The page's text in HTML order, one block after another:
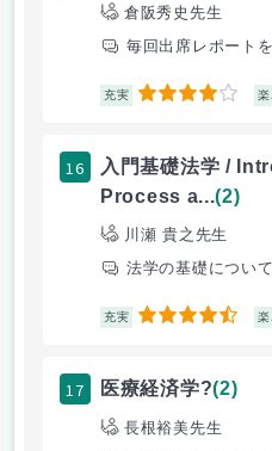
倉阪秀史先生
毎回出席レポート
充実 4 楽
16
入門基礎法学 /
Process a...(2)
川瀬 貴之先生
法学の基礎につい
充実 4.5 楽
17 医療経済学?(2)
長根裕美先生